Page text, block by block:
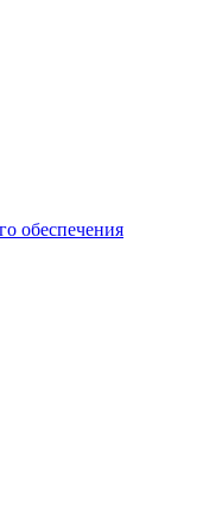
обеспечения